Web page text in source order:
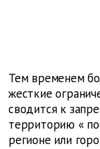
Тем временем
жесткие
сводится к
территорию «
регионе или